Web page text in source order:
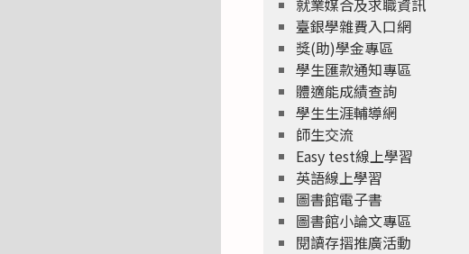
臺銀學雜費入口網
獎(助)學金專區
學生匯款通知專區
體適能成績查詢
學生生涯輔導網
師生交流
Easy test線上學習
英語線上學習
圖書館電子書
圖書館小論文專區
閱讀存摺推廣活動